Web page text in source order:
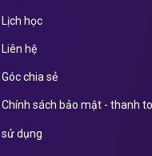
Lịch học
Liên hệ
Góc chia sẻ
Chính sách bảo mật - thanh
sử dụng